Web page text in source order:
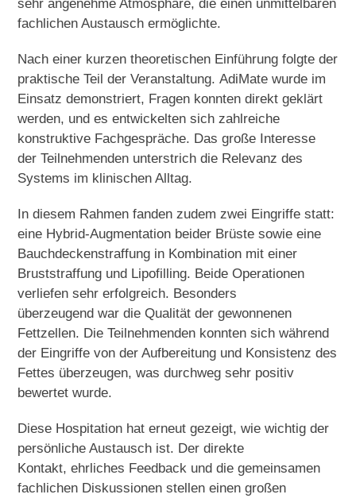
sehr angenehme Atmosphäre, die einen unmittelbaren
fachlichen Austausch ermöglichte.
Nach einer kurzen theoretischen Einführung folgte der
praktische Teil der Veranstaltung. AdiMate wurde im
Einsatz demonstriert, Fragen konnten direkt geklärt
werden, und es entwickelten sich zahlreiche
konstruktive Fachgespräche. Das große Interesse
der Teilnehmenden unterstrich die Relevanz des
Systems im klinischen Alltag.
In diesem Rahmen fanden zudem zwei Eingriffe statt:
eine Hybrid-Augmentation beider Brüste sowie eine
Bauchdeckenstraffung in Kombination mit einer
Bruststraffung und Lipofilling. Beide Operationen
verliefen sehr erfolgreich. Besonders
überzeugend war die Qualität der gewonnenen
Fettzellen. Die Teilnehmenden konnten sich während
der Eingriffe von der Aufbereitung und Konsistenz des
Fettes überzeugen, was durchweg sehr positiv
bewertet wurde.
Diese Hospitation hat erneut gezeigt, wie wichtig der
persönliche Austausch ist. Der direkte
Kontakt, ehrliches Feedback und die gemeinsamen
fachlichen Diskussionen stellen einen großen